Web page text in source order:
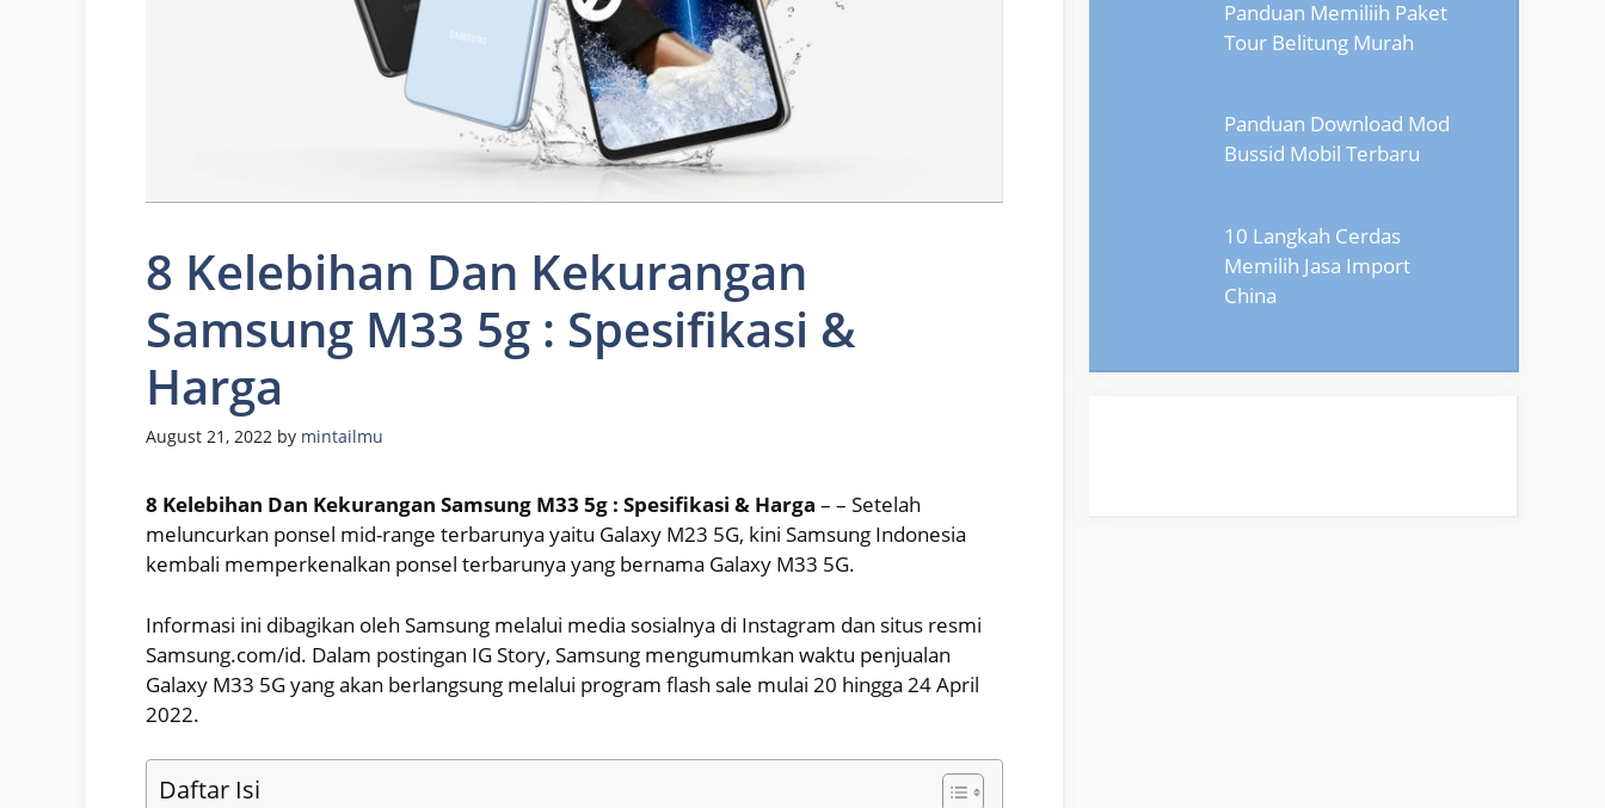
8 Kelebihan Dan Kekurangan
Samsung M33 5g : Spesifikasi &
Harga
August 21, 2022 by mintailmu
8 Kelebihan Dan Kekurangan Samsung M33 5g : Spesifikasi & Harga – – Setelah
meluncurkan ponsel mid-range terbarunya yaitu Galaxy M23 5G, kini Samsung Indonesia
kembali memperkenalkan ponsel terbarunya yang bernama Galaxy M33 5G.
Informasi ini dibagikan oleh Samsung melalui media sosialnya di Instagram dan situs resmi
Samsung.com/id. Dalam postingan IG Story, Samsung mengumumkan waktu penjualan
Galaxy M33 5G yang akan berlangsung melalui program flash sale mulai 20 hingga 24 April
2022.
Daftar Isi
Panduan Memiliih Paket
Tour Belitung Murah
Panduan Download Mod
Bussid Mobil Terbaru
10 Langkah Cerdas
Memilih Jasa Import
China